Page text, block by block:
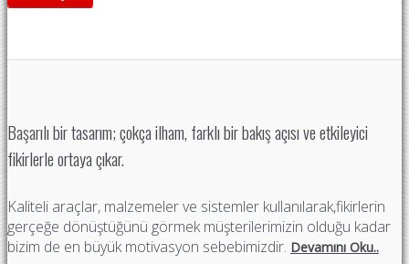
Başarılı bir tasarım; çokça ilham, farklı bir bakış açısı ve etkileyici
fikirlerle ortaya çıkar.
Kaliteli araçlar, malzemeler ve sistemler kullanılarak,fikirlerin
gerçeğe dönüştüğünü görmek müşterilerimizin olduğu kadar
bizim de en büyük motivasyon sebebimizdir. Devamını Oku..